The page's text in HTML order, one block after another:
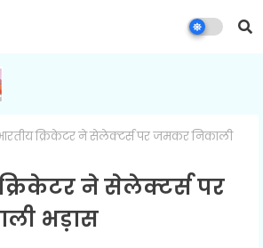
क्रिकेटर ने सेलेक्‍टर्स पर जमकर निकाली
क्रिकेटर ने सेलेक्‍टर्स पर
भड़ास